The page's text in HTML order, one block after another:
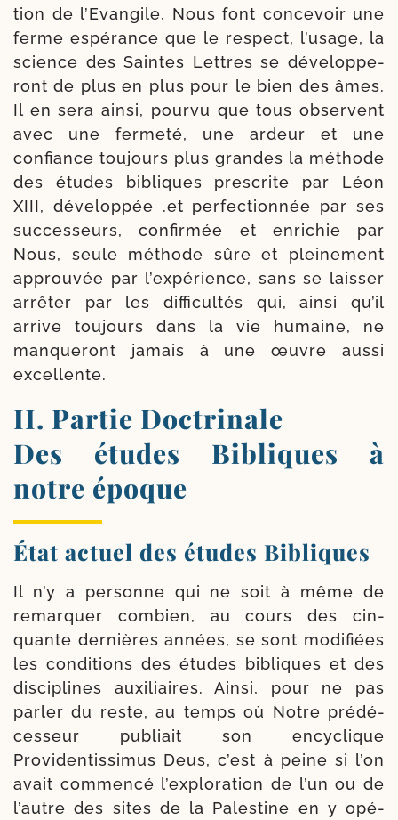
tion de l’Evangile, Nous font conce­voir une
ferme espé­rance que le res­pect, l’usage, la
science des Saintes Lettres se déve­lop­pe­
ront de plus en plus pour le bien des âmes.
Il en sera ain­si, pour­vu que tous observent
avec une fer­me­té, une ardeur et une
confiance tou­jours plus grandes la méthode
des études bibliques pres­crite par Léon
XIII, déve­lop­pée .et per­fec­tion­née par ses
suc­ces­seurs, confir­mée et enri­chie par
Nous, seule méthode sûre et plei­ne­ment
approu­vée par l’expérience, sans se lais­ser
arrê­ter par les dif­fi­cul­tés qui, ain­si qu’il
arrive tou­jours dans la vie humaine, ne
man­que­ront jamais à une œuvre aus­si
excellente.
II. Partie Doctrinale
Des études Bibliques à
notre époque
État actuel des études Bibliques
Il n’y a per­sonne qui ne soit à même de
remar­quer com­bien, au cours des cin­
quante der­nières années, se sont modi­fiées
les condi­tions des études bibliques et des
dis­ci­plines auxi­liaires. Ainsi, pour ne pas
par­ler du reste, au temps où Notre pré­dé­
ces­seur publiait son ency­clique
Providentissimus Deus, c’est à peine si l’on
avait com­men­cé l’exploration de l’un ou de
l’autre des sites de la Palestine en y opé­